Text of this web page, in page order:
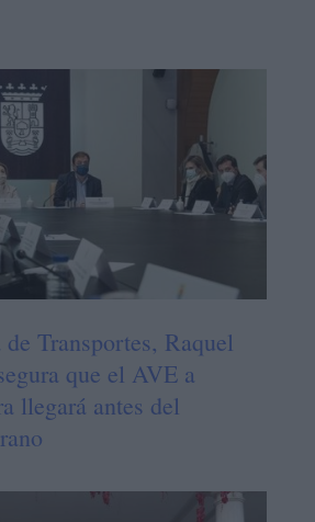
Transportes, Raquel
que el AVE a
llegará antes del